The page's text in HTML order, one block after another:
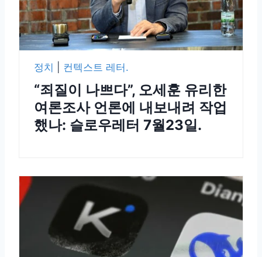
정치 컨텍스트 레터.
“죄질이 나쁘다”, 오세훈 유리한
여론조사 언론에 내보내려 작업
했나: 슬로우레터 7월23일.